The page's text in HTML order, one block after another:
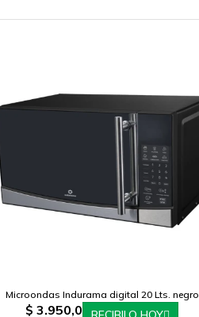
Microondas Indurama digital 20 Lts. negro
$ 3.950,0